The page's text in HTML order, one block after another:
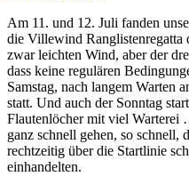
Am 11. und 12. Juli fanden
die Villewind Ranglistenregatta
zwar leichten Wind, aber der
dass keine regulären
Samstag, nach langem Warten
statt. Und auch der Sonntag
Flautenlöcher mit viel Warterei
ganz schnell gehen, so schnell,
rechtzeitig über die Startlinie
einhandelten.